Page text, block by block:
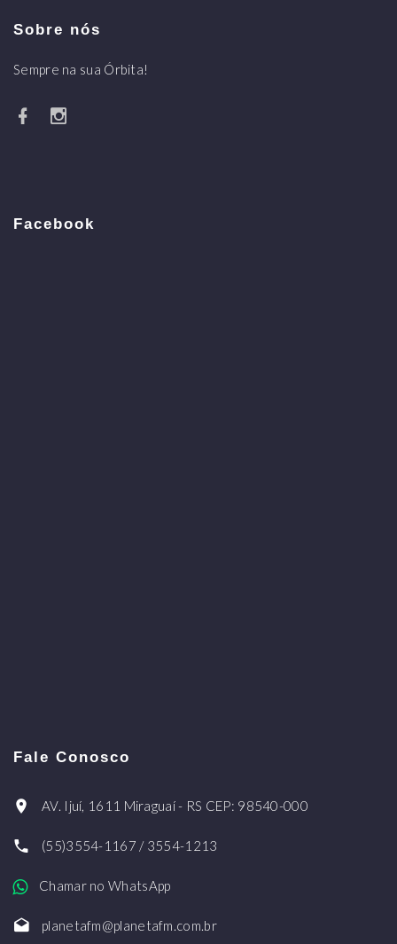
Sobre nós
Sempre na sua Órbita!
Facebook
Fale Conosco
AV. Ijuí, 1611 Miraguaí - RS CEP: 98540-000
(55)3554-1167 / 3554-1213
Chamar no WhatsApp
planetafm@planetafm.com.br